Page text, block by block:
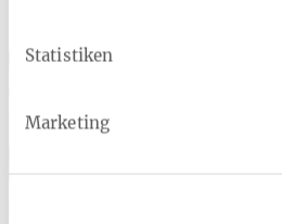
Statistiken
Marketing
Leistungen der
Hautkrebs-